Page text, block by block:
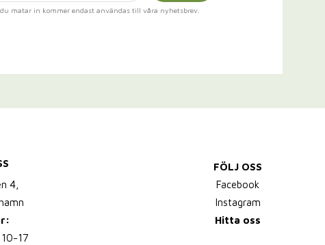
matar in kommer endast användas till våra nyhetsbrev.
4,
17
FÖLJ OSS
Facebook
Instagram
Hitta oss